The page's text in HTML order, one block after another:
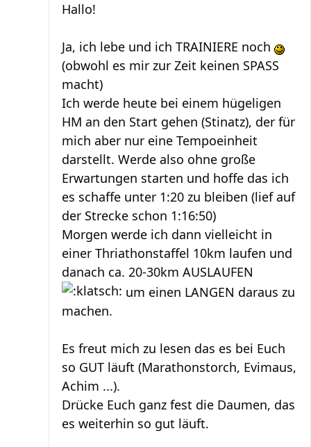
Hallo!
Ja, ich lebe und ich TRAINIERE noch
(obwohl es mir zur Zeit keinen SPASS
macht)
Ich werde heute bei einem hügeligen
HM an den Start gehen (Stinatz), der für
mich aber nur eine Tempoeinheit
darstellt. Werde also ohne große
Erwartungen starten und hoffe das ich
es schaffe unter 1:20 zu bleiben (lief auf
der Strecke schon 1:16:50)
Morgen werde ich dann vielleicht in
einer Thriathonstaffel 10km laufen und
danach ca. 20-30km AUSLAUFEN
um einen LANGEN daraus zu
machen.
Es freut mich zu lesen das es bei Euch
so GUT läuft (Marathonstorch, Evimaus,
Achim ...).
Drücke Euch ganz fest die Daumen, das
es weiterhin so gut läuft.